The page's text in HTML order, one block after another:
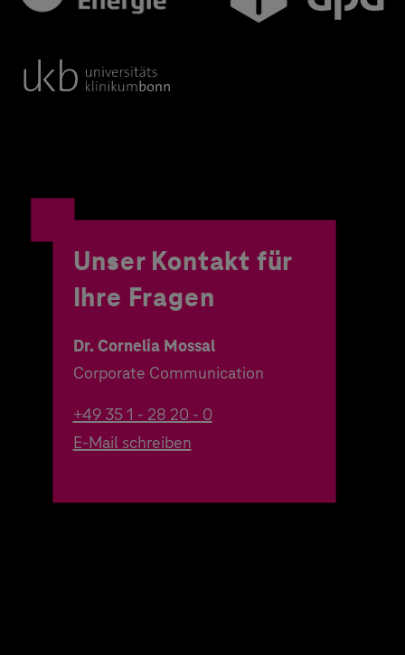
Unser Kontakt für
Ihre Fragen
Dr. Cornelia Mossal
Corporate Communication
+49 35 1 - 28 20 - 0
E-Mail schreiben